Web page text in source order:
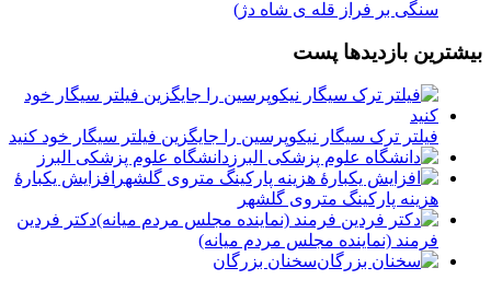
سنگی بر فراز قله ی شاه دژ)
بیشترین بازدیدها پست
فیلتر ترک سیگار نیکوپرسین را جایگزین فیلتر سیگار خود کنید
دانشگاه علوم پزشکی البرز
افزایش یکبارۀ
هزینه پارکینگ متروی گلشهر
دكتر فردين
فرمند (نماينده مجلس مردم میانه)
سخنان بزرگان